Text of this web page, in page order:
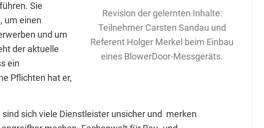
Revision der gelernten Inhalte:
Teilnehmer Carsten Sandau und
Referent Holger Merkel beim Einbau
eines BlowerDoor-Messgeräts.
Sie
um einen
und um
der aktuelle
ein
Pflichten hat er,
sich viele Dienstleister unsicher und merken